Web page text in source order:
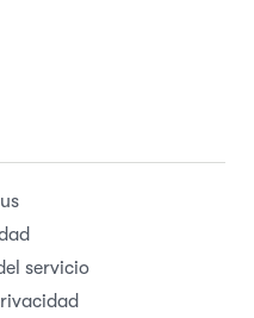
servicio